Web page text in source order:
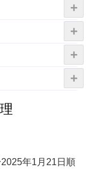
+
+
+
+
年1月21日順